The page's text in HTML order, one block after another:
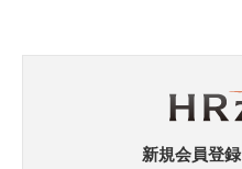
新規会員登録